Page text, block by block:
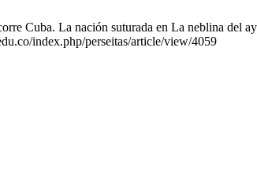
Cuba. La nación suturada en La neblina del
index.php/perseitas/article/view/4059